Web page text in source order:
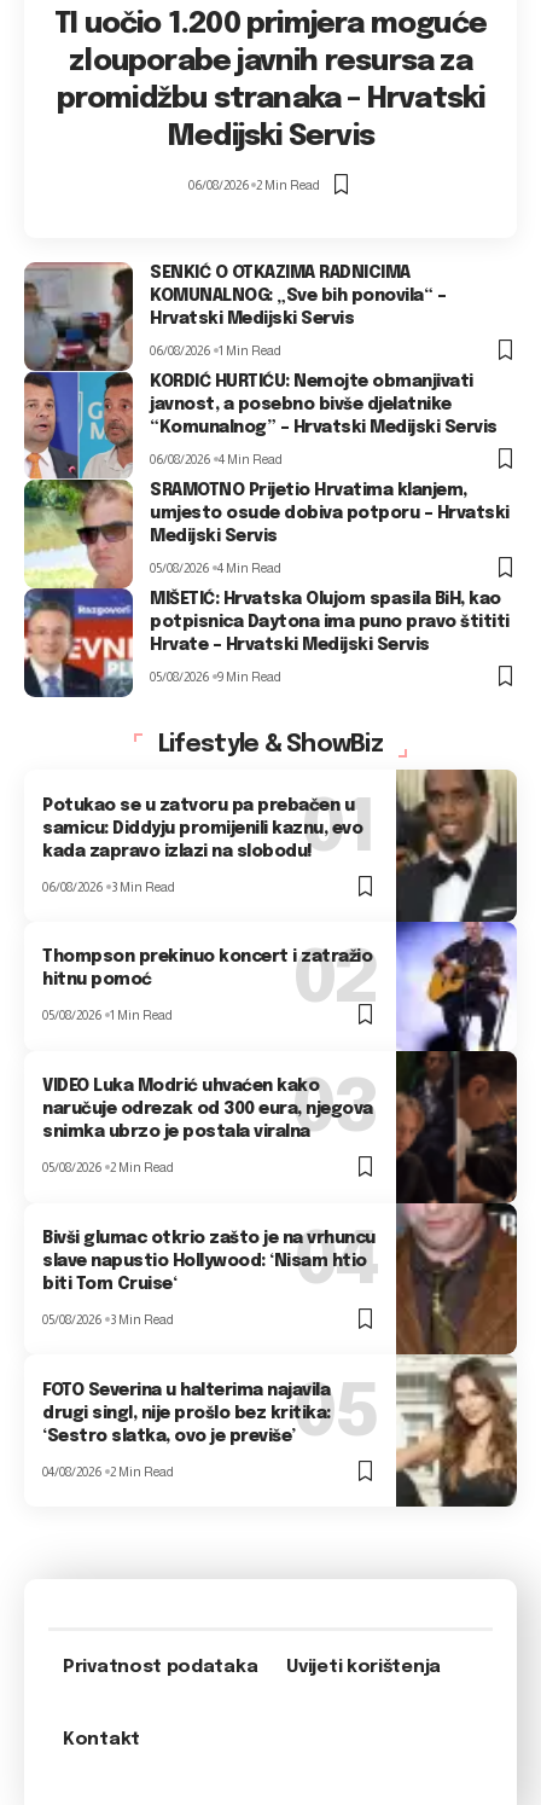
TI uočio 1.200 primjera moguće
zlouporabe javnih resursa za
promidžbu stranaka – Hrvatski
Medijski Servis
06/08/2026 2 Min Read
SENKIĆ O OTKAZIMA RADNICIMA
KOMUNALNOG: „Sve bih ponovila“ –
Hrvatski Medijski Servis
06/08/2026 1 Min Read
KORDIĆ HURTIĆU: Nemojte obmanjivati
javnost, a posebno bivše djelatnike
“Komunalnog” – Hrvatski Medijski Servis
06/08/2026 4 Min Read
SRAMOTNO Prijetio Hrvatima klanjem,
umjesto osude dobiva potporu – Hrvatski
Medijski Servis
05/08/2026 4 Min Read
MIŠETIĆ: Hrvatska Olujom spasila BiH, kao
potpisnica Daytona ima puno pravo štititi
Hrvate – Hrvatski Medijski Servis
05/08/2026 9 Min Read
Lifestyle & ShowBiz
Potukao se u zatvoru pa prebačen u
samicu: Diddyju promijenili kaznu, evo
kada zapravo izlazi na slobodu!
06/08/2026 3 Min Read
Thompson prekinuo koncert i zatražio
hitnu pomoć
05/08/2026 1 Min Read
VIDEO Luka Modrić uhvaćen kako
naručuje odrezak od 300 eura, njegova
snimka ubrzo je postala viralna
05/08/2026 2 Min Read
Bivši glumac otkrio zašto je na vrhuncu
slave napustio Hollywood: ‘Nisam htio
biti Tom Cruise‘
05/08/2026 3 Min Read
FOTO Severina u halterima najavila
drugi singl, nije prošlo bez kritika:
‘Sestro slatka, ovo je previše’
04/08/2026 2 Min Read
Privatnost podataka Uvijeti korištenja
Kontakt